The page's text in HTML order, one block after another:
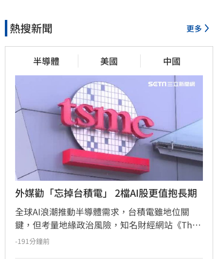
熱搜新聞 更多
半導體 美國 中國
外媒勸「忘掉台積電」 2檔AI股更值抱長期
全球AI浪潮推動半導體需求，台積電雖地位關
鍵，但考量地緣政治風險，知名財經網站《The
Motley Fool》建議投資人可轉向關注具支撐力的
-191分鐘前